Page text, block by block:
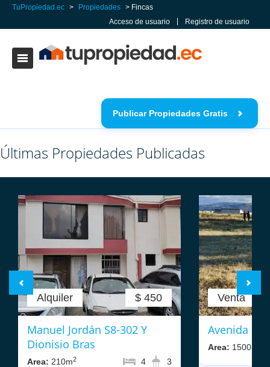
TuPropiedad.ec > Propiedades > Fincas
Acceso de usuario
Registro de usuario
Publicar Propiedades Gratis
Últimas Propiedades Publicadas
Alquiler $ 450
Manuel Jordán S8-302 Y
Dionisio Bras
Area: 210m2 3
4
Venta
Avenida La
Area: 1500m